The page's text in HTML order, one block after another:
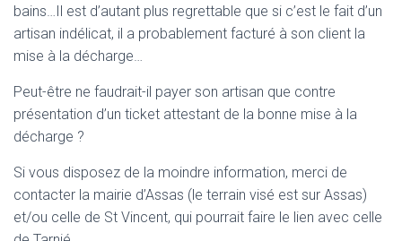
bains…Il est d’autant plus regrettable que si c’est le fait d’un
artisan indélicat, il a probablement facturé à son client la
mise à la décharge…
Peut-être ne faudrait-il payer son artisan que contre
présentation d’un ticket attestant de la bonne mise à la
décharge ?
Si vous disposez de la moindre information, merci de
contacter la mairie d’Assas (le terrain visé est sur Assas)
et/ou celle de St Vincent, qui pourrait faire le lien avec celle